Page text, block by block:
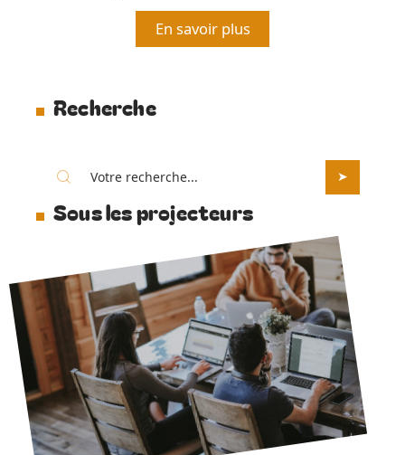
En savoir plus
Recherche
Sous les projecteurs